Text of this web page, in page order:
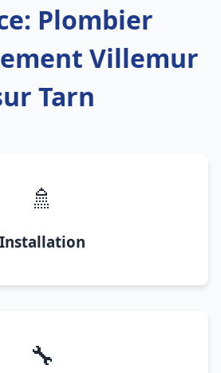
Plombier
Villemur
Tarn
🚿
Installation
🔧